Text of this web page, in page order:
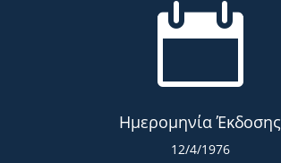

Ημερομηνία Έκδοσης
12/4/1976